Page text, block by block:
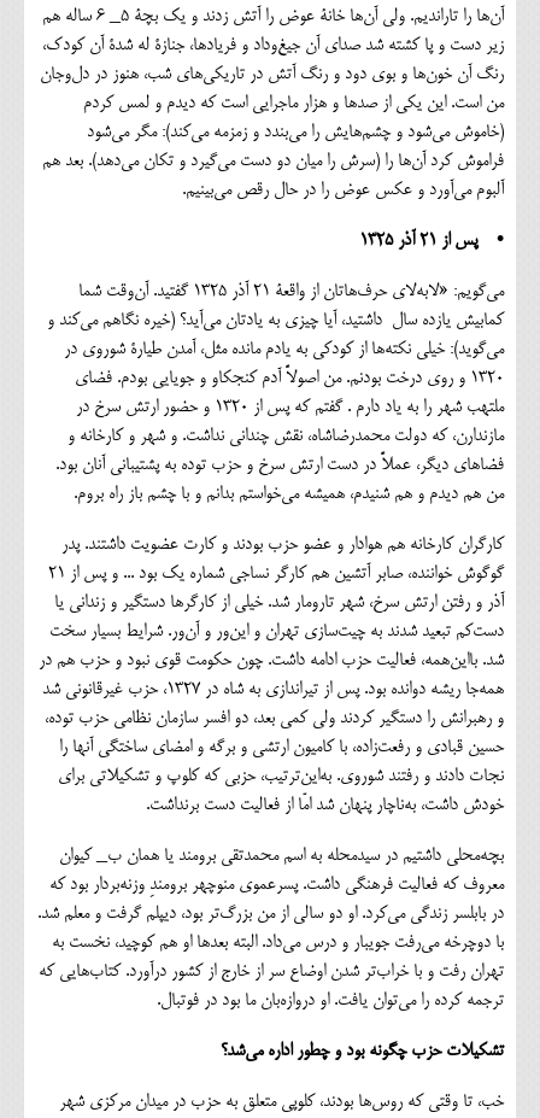
آن‌ها را تاراندیم. ولی آن‌ها خانة عوض را آتش زدند و یک بچة ۵_ ۶ ساله هم
زیر دست و پا کشته شد صدای آن جیغ‌وداد و فریادها، جنازة له شدة آن کودک،
رنگ آن خون‌ها و بوی دود و رنگ آتش در تاریکی‌های شب، هنوز در دل‌وجان
من است. این یکی از صدها و هزار ماجرایی است که دیدم و لمس کردم
(خاموش می‌شود و چشم‌هایش را می‌بندد و زمزمه می‌کند): مگر می‌شود
فراموش کرد آن‌ها را (سرش را میان دو دست می‌گیرد و تکان می‌دهد). بعد هم
آلبوم می‌آورد و عکس عوض را در حال رقص می‌بینیم.
• پس از ۲۱ آذر ۱۳۲۵
می‌گویم: «لا‌به‌لای حرف‌هاتان از واقعة ۲۱ آذر ۱۳۲۵ گفتید. آن‌وقت شما
کمابیش یازده سال داشتید، آیا چیزی به یادتان می‌آید؟ (خیره نگاهم می‌کند و
می‌گوید): خیلی نکته‌ها از کودکی به یادم مانده مثل، آمدن طیارة شوروی در
۱۳۲۰ و روی درخت بودنم. من اصولاً آدم کنجکاو و جویایی بودم. فضای
ملتهب شهر را به یاد دارم . گفتم که پس از ۱۳۲۰ و حضور ارتش سرخ در
مازندارن، که دولت محمدرضاشاه، نقش چندانی نداشت‌. و شهر و کارخانه و
فضاهای دیگر، عملاً در دست ارتش سرخ و حزب توده به پشتیبانی آنان بود.
من هم دیدم و هم شنیدم، همیشه می‌خواستم بدانم و با چشم باز راه بروم.
کارگران کارخانه هم هوادار و عضو حزب بودند و کارت عضویت داشتند. پدر
گوگوش خواننده، صابر آتشین هم کارگر نساجی شماره یک بود ... و پس از ۲۱
آذر و رفتن ارتش سرخ، شهر تارومار شد. خیلی از کارگرها دستگیر و زندانی یا
دست‌کم تبعید شدند به چیت‌سازی تهران و این‌ور و آن‌ور. شرایط بسیار سخت
شد. بااین‌همه، فعالیت حزب ادامه داشت. چون حکومت قوی نبود و حزب هم در
همه‌جا ریشه دوانده بود. پس از تیراندازی به شاه در ۱۳۲۷، حزب غیرقانونی شد
و رهبرانش را دستگیر کردند ولی کمی بعد، دو افسر سازمان نظامی حزب توده،
حسین قبادی و رفعت‌زاده، با کامیون ارتشی و برگه و امضای ساختگی آنها را
نجات دادند و رفتند شوروی. به‌این‌ترتیب، حزبی که کلوپ و تشکیلاتی برای
خودش داشت، به‌ناچار پنهان شد امّا از فعالیت دست برنداشت.
بچه‌محلی داشتیم در سیدمحله به اسم محمد‌تقی برومند یا همان ب_ کیوان
معروف که فعالیت فرهنگی داشت. پسرعموی منوچهر برومندِ وزنه‌بردار بود که
در بابلسر زندگی می‌کرد. او دو سالی از من بزرگ‌تر بود، دیپلم گرفت و معلم شد.
با دوچرخه می‌رفت جویبار و درس می‌داد. البته بعدها او هم کوچید، نخست به
تهران رفت و با خراب‌تر شدن اوضاع سر از خارج از کشور درآورد. کتاب‌هایی که
ترجمه کرده را می‌توان یافت. او دروازه‌بان ما بود در فوتبال.
تشکیلات حزب چگونه بود و چطور اداره می‌شد؟
خب، تا وقتی که روس‌ها بودند، کلوپی متعلق به حزب در میدان مرکزی شهر